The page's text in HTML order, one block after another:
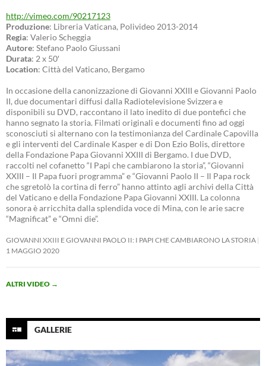
http://vimeo.com/90217123
Produzione: Libreria Vaticana, Polivideo 2013-2014
Regia: Valerio Scheggia
Autore: Stefano Paolo Giussani
Durata: 2 x 50′
Location: Città del Vaticano, Bergamo
In occasione della canonizzazione di Giovanni XXIII e Giovanni Paolo
II, due documentari diffusi dalla Radiotelevisione Svizzera e
disponibili su DVD, raccontano il lato inedito di due pontefici che
hanno segnato la storia. Filmati originali e documenti fino ad oggi
sconosciuti si alternano con la testimonianza del Cardinale Capovilla
e gli interventi del Cardinale Kasper e di Don Ezio Bolis, direttore
della Fondazione Papa Giovanni XXIII di Bergamo. I due DVD,
raccolti nel cofanetto “I Papi che cambiarono la storia”, “Giovanni
XXIII – Il Papa fuori programma” e “Giovanni Paolo II – Il Papa rock
che sgretolò la cortina di ferro” hanno attinto agli archivi della Città
del Vaticano e della Fondazione Papa Giovanni XXIII. La colonna
sonora è arricchita dalla splendida voce di Mina, con le arie sacre
“Magnificat” e “Omni die”.
GIOVANNI XXIII E GIOVANNI PAOLO II: I PAPI CHE CAMBIARONO LA STORIA
1 MAGGIO 2020
ALTRI VIDEO →
GALLERIE